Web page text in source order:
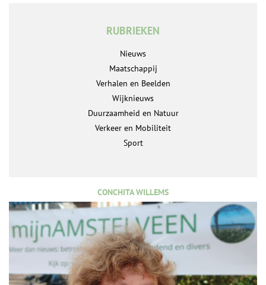
RUBRIEKEN
Nieuws
Maatschappij
Verhalen en Beelden
Wijknieuws
Duurzaamheid en Natuur
Verkeer en Mobiliteit
Sport
CONCHITA WILLEMS